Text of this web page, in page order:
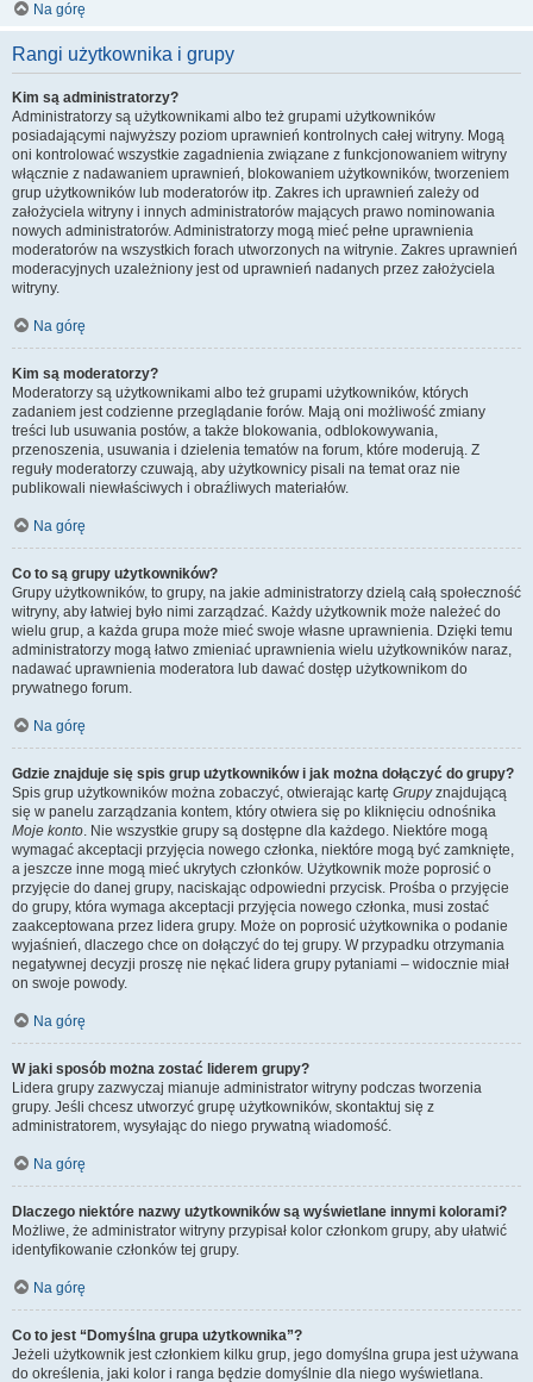
Na górę
Rangi użytkownika i grupy
Kim są administratorzy?
Administratorzy są użytkownikami albo też grupami użytkowników
posiadającymi najwyższy poziom uprawnień kontrolnych całej witryny. Mogą
oni kontrolować wszystkie zagadnienia związane z funkcjonowaniem witryny
włącznie z nadawaniem uprawnień, blokowaniem użytkowników, tworzeniem
grup użytkowników lub moderatorów itp. Zakres ich uprawnień zależy od
założyciela witryny i innych administratorów mających prawo nominowania
nowych administratorów. Administratorzy mogą mieć pełne uprawnienia
moderatorów na wszystkich forach utworzonych na witrynie. Zakres uprawnień
moderacyjnych uzależniony jest od uprawnień nadanych przez założyciela
witryny.
Na górę
Kim są moderatorzy?
Moderatorzy są użytkownikami albo też grupami użytkowników, których
zadaniem jest codzienne przeglądanie forów. Mają oni możliwość zmiany
treści lub usuwania postów, a także blokowania, odblokowywania,
przenoszenia, usuwania i dzielenia tematów na forum, które moderują. Z
reguły moderatorzy czuwają, aby użytkownicy pisali na temat oraz nie
publikowali niewłaściwych i obraźliwych materiałów.
Na górę
Co to są grupy użytkowników?
Grupy użytkowników, to grupy, na jakie administratorzy dzielą całą społeczność
witryny, aby łatwiej było nimi zarządzać. Każdy użytkownik może należeć do
wielu grup, a każda grupa może mieć swoje własne uprawnienia. Dzięki temu
administratorzy mogą łatwo zmieniać uprawnienia wielu użytkowników naraz,
nadawać uprawnienia moderatora lub dawać dostęp użytkownikom do
prywatnego forum.
Na górę
Gdzie znajduje się spis grup użytkowników i jak można dołączyć do grupy?
Spis grup użytkowników można zobaczyć, otwierając kartę Grupyznajdującą
się w panelu zarządzania kontem, który otwiera się po kliknięciu odnośnika
Moje konto. Nie wszystkie grupy są dostępne dla każdego. Niektóre mogą
wymagać akceptacji przyjęcia nowego członka, niektóre mogą być zamknięte,
a jeszcze inne mogą mieć ukrytych członków. Użytkownik może poprosić o
przyjęcie do danej grupy, naciskając odpowiedni przycisk. Prośba o przyjęcie
do grupy, która wymaga akceptacji przyjęcia nowego członka, musi zostać
zaakceptowana przez lidera grupy. Może on poprosić użytkownika o podanie
wyjaśnień, dlaczego chce on dołączyć do tej grupy. W przypadku otrzymania
negatywnej decyzji proszę nie nękać lidera grupy pytaniami – widocznie miał
on swoje powody.
Na górę
W jaki sposób można zostać liderem grupy?
Lidera grupy zazwyczaj mianuje administrator witryny podczas tworzenia
grupy. Jeśli chcesz utworzyć grupę użytkowników, skontaktuj się z
administratorem, wysyłając do niego prywatną wiadomość.
Na górę
Dlaczego niektóre nazwy użytkowników są wyświetlane innymi kolorami?
Możliwe, że administrator witryny przypisał kolor członkom grupy, aby ułatwić
identyfikowanie członków tej grupy.
Na górę
Co to jest “Domyślna grupa użytkownika”?
Jeżeli użytkownik jest członkiem kilku grup, jego domyślna grupa jest używana
do określenia, jaki kolor i ranga będzie domyślnie dla niego wyświetlana.